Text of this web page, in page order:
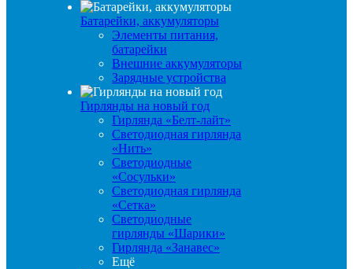
Батарейки, аккумуляторы
Элементы питания,
батарейки
Внешние аккумуляторы
Зарядные устройства
Гирлянды на новый год
Гирлянда «Белт-лайт»
Светодиодная гирлянда
«Нить»
Светодиодные
«Сосульки»
Светодиодная гирлянда
«Сетка»
Светодиодные
гирлянды «Шарики»
Гирлянда «Занавес»
Ещё